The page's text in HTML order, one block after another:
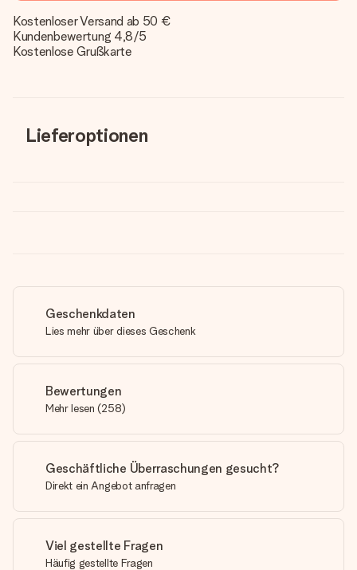
Kostenloser Versand ab 50 €
Kundenbewertung 4,8/5
Kostenlose Grußkarte
Lieferoptionen
Geschenkdaten
Lies mehr über dieses Geschenk
Bewertungen
Mehr lesen (258)
Geschäftliche Überraschungen gesucht?
Direkt ein Angebot anfragen
Viel gestellte Fragen
Häufig gestellte Fragen